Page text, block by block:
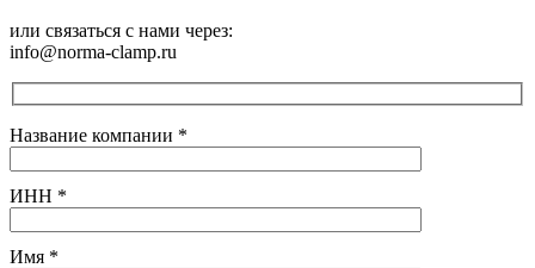
или связаться с нами через:
info@norma-clamp.ru
Название компании *
ИНН *
Имя *